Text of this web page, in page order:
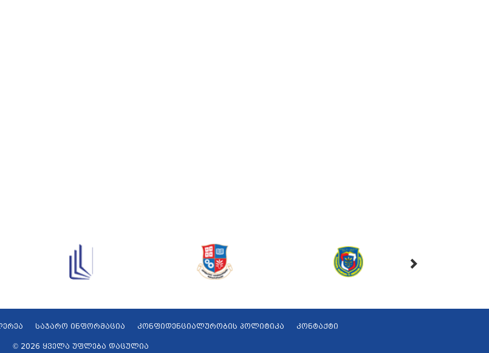
საჯარო ინფორმაცია კონფიდენციალურობის პოლიტიკა კონტაქტი
© 2026 ყველა უფლება დაცულია